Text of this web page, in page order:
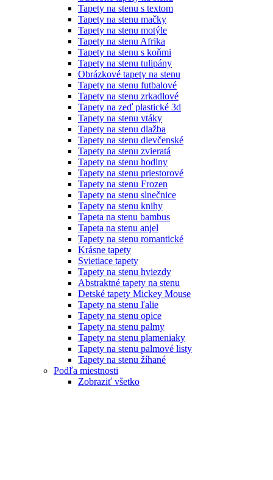
Tapety na stenu s textom
Tapety na stenu mačky
Tapety na stenu motýle
Tapety na stenu Afrika
Tapety na stenu s koňmi
Tapety na stenu tulipány
Obrázkové tapety na stenu
Tapety na stenu futbalové
Tapety na stenu zrkadlové
Tapety na zeď plastické 3d
Tapety na stenu vtáky
Tapety na stenu dlažba
Tapety na stenu dievčenské
Tapety na stenu zvieratá
Tapety na stenu hodiny
Tapety na stenu priestorové
Tapety na stenu Frozen
Tapety na stenu slnečnice
Tapety na stenu knihy
Tapeta na stenu bambus
Tapeta na stenu anjel
Tapety na stenu romantické
Krásne tapety
Svietiace tapety
Tapety na stenu hviezdy
Abstraktné tapety na stenu
Detské tapety Mickey Mouse
Tapety na stenu ľalie
Tapety na stenu opice
Tapety na stenu palmy
Tapety na stenu plameniaky
Tapety na stenu palmové listy
Tapety na stenu žíhané
Podľa miestnosti
Zobraziť všetko